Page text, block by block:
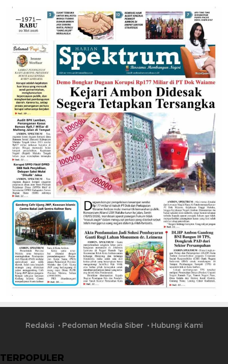
Redaksi Pedoman Media Siber Hubungi Kami
TERPOPULER